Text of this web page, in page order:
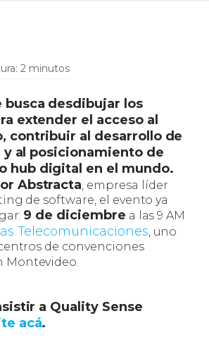
2 minutos
busca desdibujar los
extender el acceso al
contribuir al desarrollo de
y al posicionamiento de
hub digital en el mundo.
Abstracta, empresa líder
de software, el evento ya
9 de diciembre a las 9 AM
Telecomunicaciones, uno
de convenciones
Montevideo.
a Quality Sense
acá.